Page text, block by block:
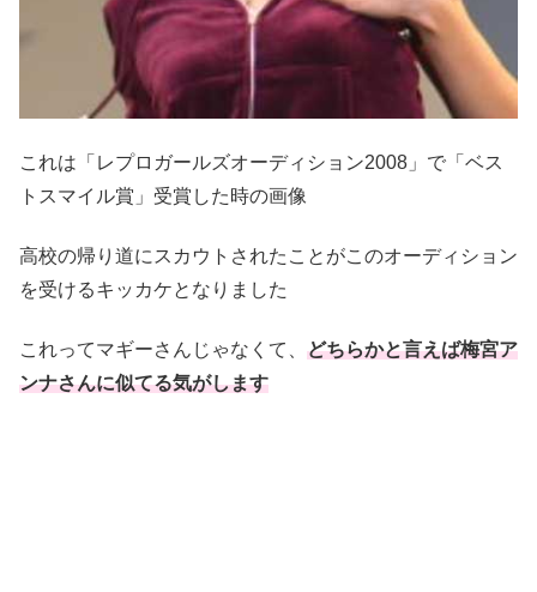
これは「レプロガールズオーディション2008」で「ベス
トスマイル賞」受賞した時の画像
高校の帰り道にスカウトされたことがこのオーディション
を受けるキッカケとなりました
これってマギーさんじゃなくて、 どちらかと言えば梅宮ア
ンナさんに似てる気がします